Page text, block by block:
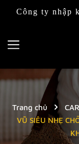
ty nhập khẩu &
Trang chủ
VŨ SIÊU NHẸ